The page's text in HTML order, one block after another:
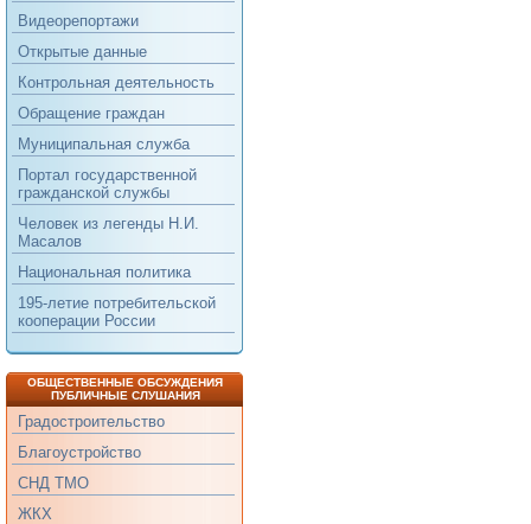
Видеорепортажи
Открытые данные
Контрольная деятельность
Обращение граждан
Муниципальная служба
Портал государственной
гражданской службы
Человек из легенды Н.И.
Масалов
Национальная политика
195-летие потребительской
кооперации России
ОБЩЕСТВЕННЫЕ ОБСУЖДЕНИЯ
ПУБЛИЧНЫЕ СЛУШАНИЯ
Градостроительство
Благоустройство
СНД ТМО
ЖКХ